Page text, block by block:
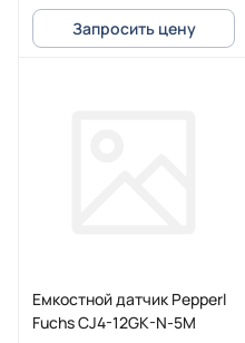
Запросить цену
Емкостной датчик Pepperl
Fuchs CJ4-12GK-N-5M